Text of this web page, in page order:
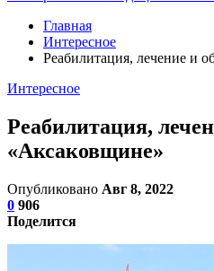
Главная
Интересное
Реабилитация, лечение и
Интересное
Реабилитация,
«Аксаковщине»
Опубликовано Авг 8, 2022
0 906
Поделится